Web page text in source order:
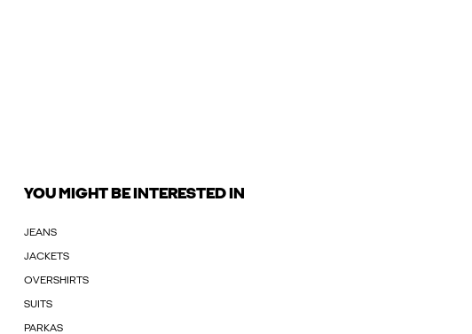
YOU MIGHT BE INTERESTED IN
JEANS
JACKETS
OVERSHIRTS
SUITS
PARKAS